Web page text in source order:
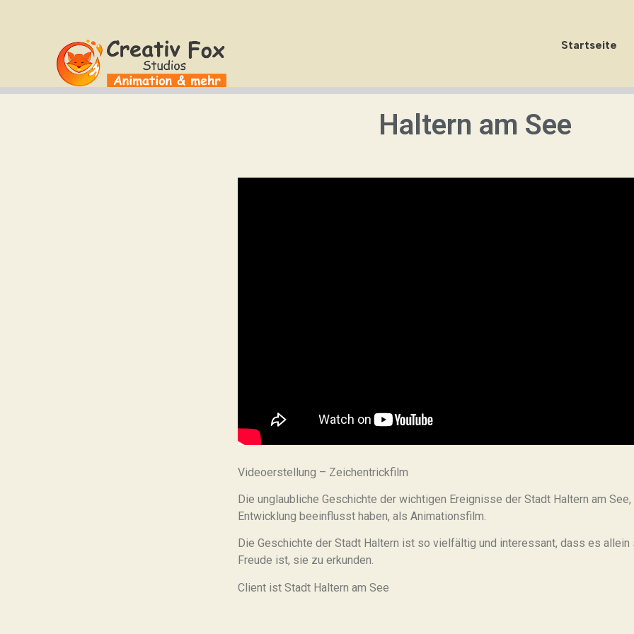
Startseite
Haltern am See
Videoerstellung – Zeichentrickfilm
Die unglaubliche Geschichte der wichtigen Ereignisse der Stadt Haltern am See,
Entwicklung beeinflusst haben, als Animationsfilm.
Die Geschichte der Stadt Haltern ist so vielfältig und interessant, dass es allein
Freude ist, sie zu erkunden.
Client ist Stadt Haltern am See